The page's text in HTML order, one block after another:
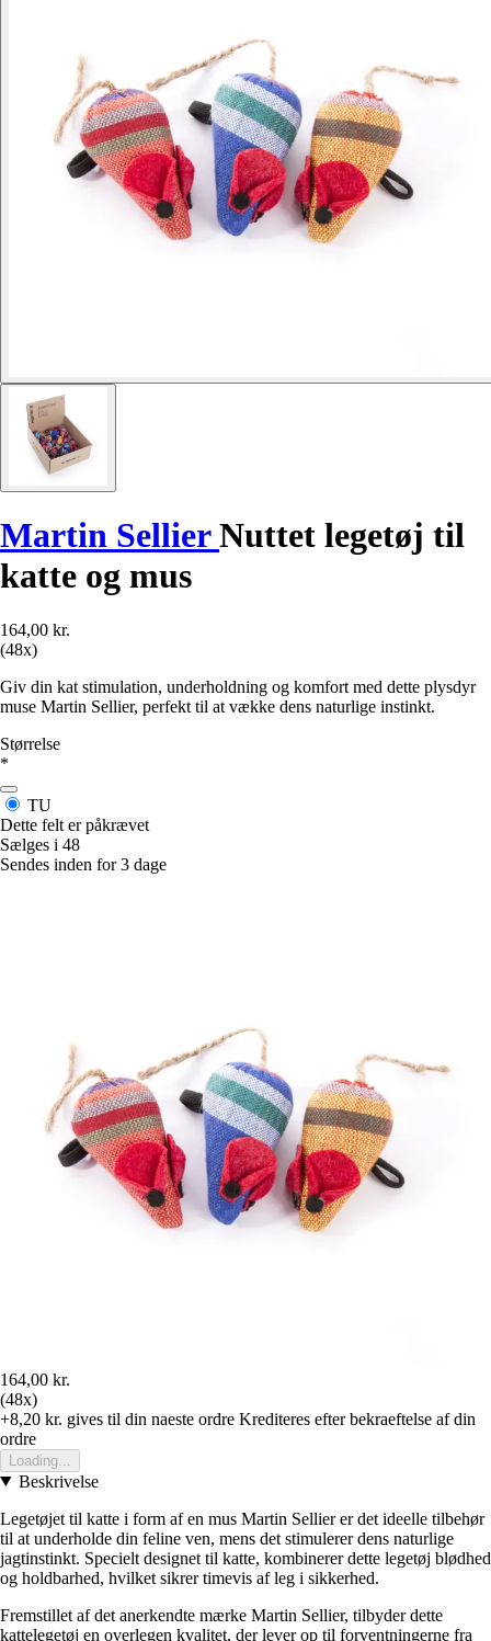
Martin SellierNuttet legetøj til
katte og mus
164,00 kr.
(48x)
Giv din kat stimulation, underholdning og komfort med dette plysdyr
muse Martin Sellier, perfekt til at vække dens naturlige instinkt.
Størrelse
*
TU
Dette felt er påkrævet
Sælges i 48
Sendes inden for 3 dage
164,00 kr.
(48x)
+8,20 kr. gives til din naeste ordre Krediteres efter bekraeftelse af din
ordre
Loading...
Beskrivelse
Legetøjet til katte i form af en mus Martin Sellier er det ideelle tilbehør
til at underholde din feline ven, mens det stimulerer dens naturlige
jagtinstinkt. Specielt designet til katte, kombinerer dette legetøj blødhed
og holdbarhed, hvilket sikrer timevis af leg i sikkerhed.
Fremstillet af det anerkendte mærke Martin Sellier, tilbyder dette
kattelegetøj en overlegen kvalitet, der lever op til forventningerne fra